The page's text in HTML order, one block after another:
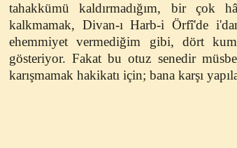
tahakkümü kaldırmadığım, bir çok
kalkmamak, Divan-ı Harb-i Örfî'de
ehemmiyet vermediğim gibi, dört
gösteriyor. Fakat bu otuz senedir
karışmamak hakikatı için; bana karşı